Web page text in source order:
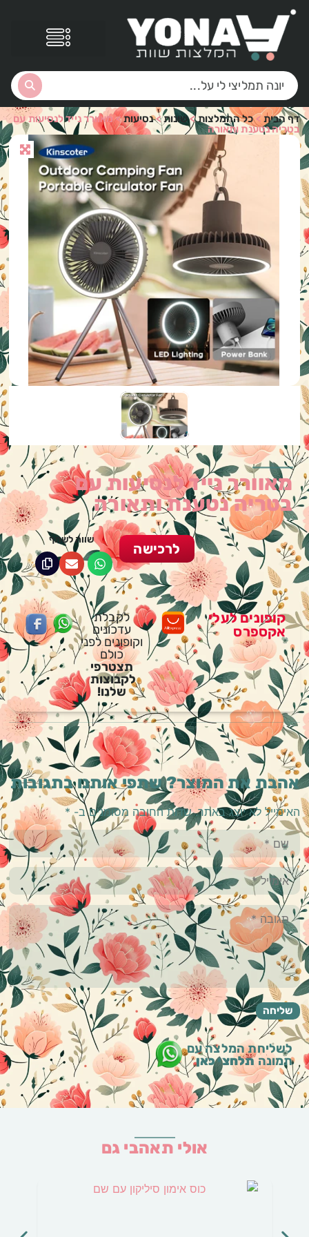
דף הבית>כל ההמלצות>שונות>נסיעות>מאוורר נייד לנסיעות עם
בטריה נטענת ותאורה
מאוורר נייד לנסיעות עם
בטריה נטענת ותאורה
שווה לשתף
לרכישה
לקבלת
עדכונים
וקופונים לפני
כולם
תצטרפי
לקבוצות
שלנו!
קופונים לעלי
אקספרס
אהבת את המוצר? שתפי אותנו בתגובות
האימייל לא יוצג באתר. שדות החובה מסומנים ב- *
לשליחת המלצה עם
תמונהתלחצי כאן
אולי תאהבי גם